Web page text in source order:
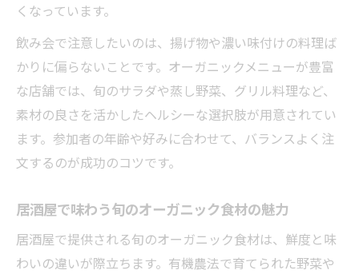
くなっています。
飲み会で注意したいのは、揚げ物や濃い味付けの料理ば
かりに偏らないことです。オーガニックメニューが豊富
な店舗では、旬のサラダや蒸し野菜、グリル料理など、
素材の良さを活かしたヘルシーな選択肢が用意されてい
ます。参加者の年齢や好みに合わせて、バランスよく注
文するのが成功のコツです。
居酒屋で味わう旬のオーガニック食材の魅力
居酒屋で提供される旬のオーガニック食材は、鮮度と味
わいの違いが際立ちます。有機農法で育てられた野菜や